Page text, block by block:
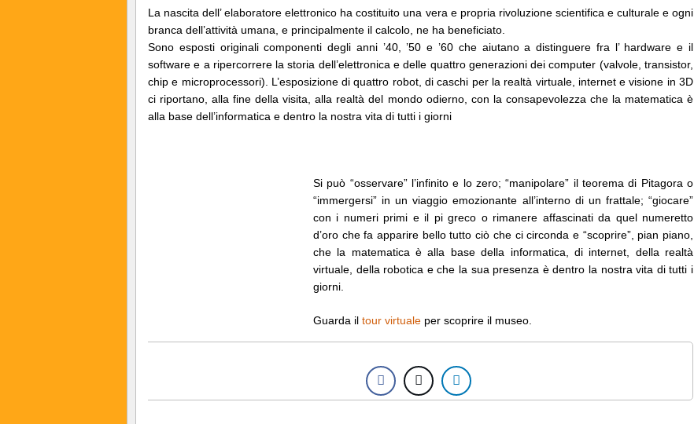
La nascita dell’ elaboratore elettronico ha costituito una vera e propria rivoluzione scientifica e culturale e ogni
branca dell’attività umana, e principalmente il calcolo, ne ha beneficiato.
Sono esposti originali componenti degli anni ’40, ’50 e ’60 che aiutano a distinguere fra l’ hardware e il
software e a ripercorrere la storia dell’elettronica e delle quattro generazioni dei computer (valvole, transistor,
chip e microprocessori). L’esposizione di quattro robot, di caschi per la realtà virtuale, internet e visione in 3D
ci riportano, alla fine della visita, alla realtà del mondo odierno, con la consapevolezza che la matematica è
alla base dell’informatica e dentro la nostra vita di tutti i giorni
Si può “osservare” l’infinito e lo zero; “manipolare” il teorema di Pitagora o
“immergersi” in un viaggio emozionante all’interno di un frattale; “giocare”
con i numeri primi e il pi greco o rimanere affascinati da quel numeretto
d’oro che fa apparire bello tutto ciò che ci circonda e “scoprire”, pian piano,
che la matematica è alla base della informatica, di internet, della realtà
virtuale, della robotica e che la sua presenza è dentro la nostra vita di tutti i
giorni.
Guarda il tour virtuale per scoprire il museo.